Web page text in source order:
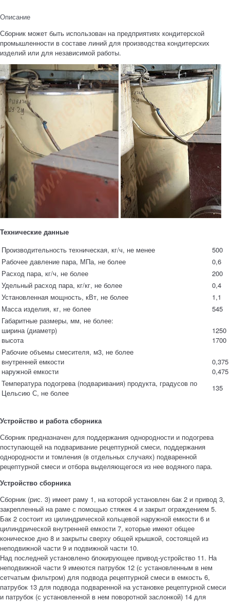
Описание
Сборник может быть использован на предприятиях кондитерской
промышленности в составе линий для производства кондитерских
изделий или для независимой работы.
Технические данные
Производительность техническая, кг/ч, не менее
500
Рабочее давление пара, МПа, не более
0,6
Расход пара, кг/ч, не более
200
Удельный расход пара, кг/кг, не более
0,4
Установленная мощность, кВт, не более
1,1
Масса изделия, кг, не более
545
Габаритные размеры, мм, не более:
ширина (диаметр)
высота
1250
1700
Рабочие объемы смесителя, м3, не более
внутренней емкости
наружной емкости
0,375
0,475
Температура подогрева (подваривания) продукта, градусов по
Цельсию С, не более
135
Устройство и работа сборника
Сборник предназначен для поддержания однородности и подогрева
поступающей на подваривание рецептурной смеси, поддержания
однородности и томления (в отдельных случаях) подваренной
рецептурной смеси и отбора выделяющегося из нее водяного пара.
Устройство сборника
Сборник (рис. 3) имеет раму 1, на которой установлен бак 2 и привод 3,
закрепленный на раме с помощью стяжек 4 и закрыт ограждением 5.
Бак 2 состоит из цилиндрической кольцевой наружной емкости 6 и
цилиндрической внутренней емкости 7, которые имеют общее
коническое дно 8 и закрыты сверху общей крышкой, состоящей из
неподвижной части 9 и подвижной части 10.
Над последней установлено блокирующее привод-устройство 11. На
неподвижной части 9 имеются патрубок 12 (с установленным в нем
сетчатым фильтром) для подвода рецептурной смеси в емкость 6,
патрубок 13 для подвода подваренной на установке рецептурной смеси
и патрубок (с установленной в нем поворотной заслонкой) 14 для